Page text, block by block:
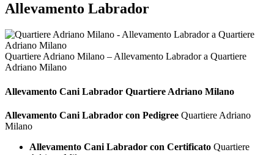
Allevamento Labrador
Quartiere Adriano Milano – Allevamento Labrador a Quartiere
Adriano Milano
Allevamento Cani Labrador Quartiere Adriano Milano
Allevamento Cani Labrador con Pedigree Quartiere Adriano
Milano
Allevamento Cani Labrador con Certificato Quartiere